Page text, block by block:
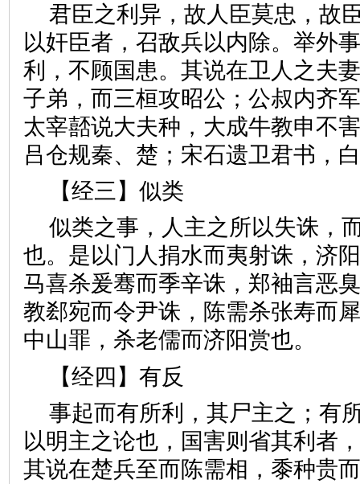
君臣之利异，故人臣莫忠，故
以奸臣者，召敌兵以内除。举外
利，不顾国患。其说在卫人之夫
子弟，而三桓攻昭公；公叔内齐
太宰嚭说大夫种，大成牛教申不
吕仓规秦、楚；宋石遗卫君书
【经三】似类
似类之事，人主之所以失诛，
也。是以门人捐水而夷射诛，济
马喜杀爰骞而季辛诛，郑袖言恶
教郄宛而令尹诛，陈需杀张寿而
中山罪，杀老儒而济阳赏也
【经四】有反
事起而有所利，其尸主之；有
以明主之论也，国害则省其利者
其说在楚兵至而陈需相，黍种贵